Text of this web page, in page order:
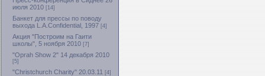
июля 2010 [14]
Банкет для прессы по поводу
выхода L.A.Confidential, 1997 [4]
Акция "Построим на Гаити
школы", 5 ноября 2010 [7]
"Oprah Show 2" 14 декабря 2010
[5]
"Christchurch Charity" 20.03.11 [4]